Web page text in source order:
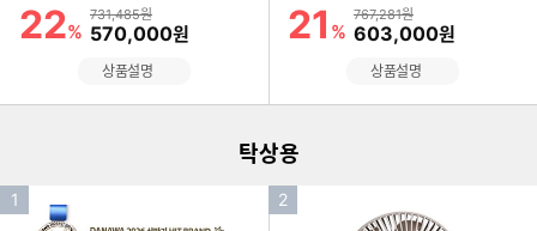
할인률
22%
상품금액
731,485원
할인금액
570,000원
상품설명
할인률
21 %
상품금액
767,281원
할인금액
603,000원
상품설명
탁상용
인1
인
2